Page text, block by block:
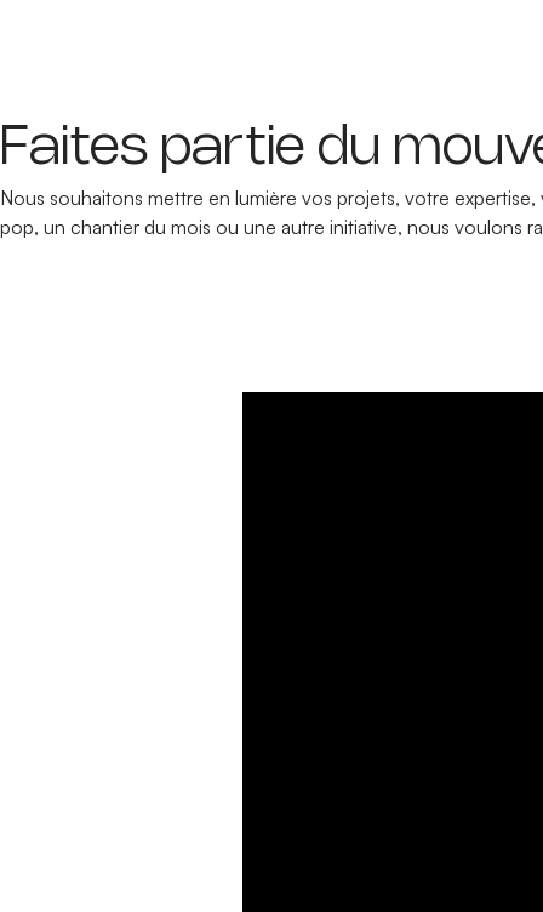
Faites partie du
Nous souhaitons mettre en lumière vos projets, votre
pop, un chantier du mois ou une autre initiative, nous voulons